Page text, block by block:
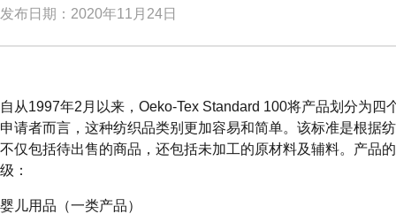
发布日期：2020年11月24日
自从1997年2月以来，Oeko-Tex Standard 100将产品划分为
申请者而言，这种纺织品类别更加容易和简单。该标准是根据
不仅包括待出售的商品，还包括未加工的原材料及辅料。产品
级：
婴儿用品（一类产品）